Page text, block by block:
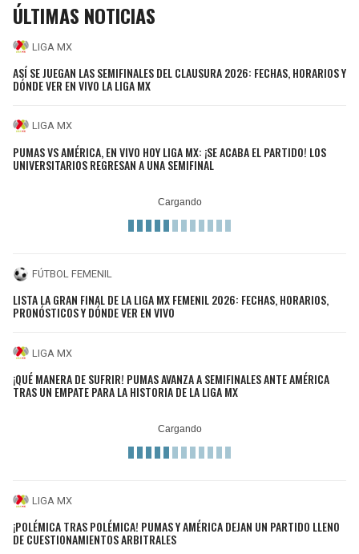
ÚLTIMAS NOTICIAS
LIGA MX
ASÍ SE JUEGAN LAS SEMIFINALES DEL CLAUSURA 2026: FECHAS, HORARIOS Y
DÓNDE VER EN VIVO LA LIGA MX
LIGA MX
PUMAS VS AMÉRICA, EN VIVO HOY LIGA MX: ¡SE ACABA EL PARTIDO! LOS
UNIVERSITARIOS REGRESAN A UNA SEMIFINAL
FÚTBOL FEMENIL
LISTA LA GRAN FINAL DE LA LIGA MX FEMENIL 2026: FECHAS, HORARIOS,
PRONÓSTICOS Y DÓNDE VER EN VIVO
LIGA MX
¡QUÉ MANERA DE SUFRIR! PUMAS AVANZA A SEMIFINALES ANTE AMÉRICA
TRAS UN EMPATE PARA LA HISTORIA DE LA LIGA MX
LIGA MX
¡POLÉMICA TRAS POLÉMICA! PUMAS Y AMÉRICA DEJAN UN PARTIDO LLENO
DE CUESTIONAMIENTOS ARBITRALES